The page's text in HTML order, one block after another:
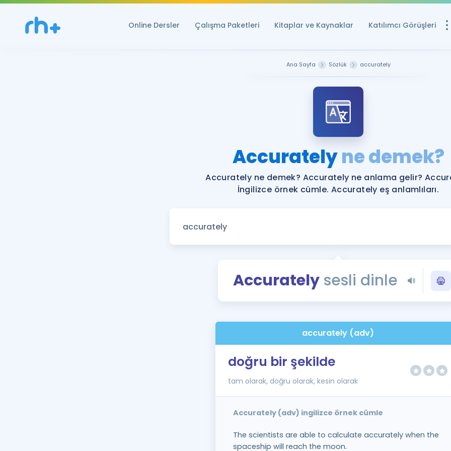
Online Dersler Çalışma Paketleri Kitaplar ve Kaynaklar Katılımcı Görüşleri
Ücretsiz
YDS ve YÖKDİL
YDS ve YÖKDİL'e
Tüm ÖSYM
YDS - YÖKDİL
İngilizce
Ana Sayfa Sözlük accurately
Accuratelyne demek?
Accurately ne demek? Accurately ne anlama gelir?
İngilizce örnek cümle. Accurately eş anlamlıları.
Accuratelysesli dinle
accurately (adv)
doğru bir şekilde
tam olarak, doğru olarak, kesin olarak
Accurately (adv) ingilizce örnek cümle
The scientists are able to calculate accurately when the
spaceship will reach the moon.